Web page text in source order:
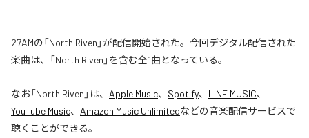
27AMの「North Riven」が配信開始された。今回デジタル配信された
楽曲は、「North Riven」を含む全1曲となっている。
なお「North Riven 」は、 Apple Music、 Spotify、 LINE MUSIC、
YouTube Music、 Amazon Music Unlimitedなどの音楽配信サービスで
聴くことができる。